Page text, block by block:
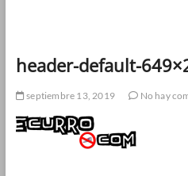
header-default-
septiembre 13, 2019 No hay